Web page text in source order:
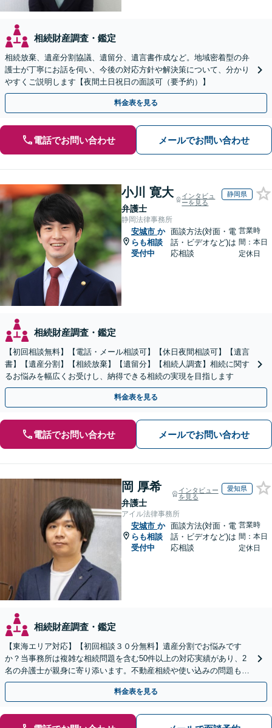
相続財産調査・鑑定
相続放棄、遺産分割協議、遺留分、遺言書作成など。地域密着型の弁
護士が丁寧にお話を伺い、今後の対応方針や解決策について、分かり
やすくご説明します【夜間土日祝日の面談可（要予約）】
料金表を見る
電話でお問い合わせ メールでお問い合わせ
小川 寛大
弁護士
インタビュ
ーを見る
静岡県
静岡法律事務所
安城市 か
らも相談
受付中
面談方法(対面・電
話・ビデオなど)は
応相談
営業時
間：本日
定休日
相続財産調査・鑑定
【初回相談無料】【電話・メール相談可】【休日夜間相談可】【遺言
書】【遺産分割】【相続放棄】【遺留分】【相続人調査】相続に関す
るお悩みを幅広くお受けし、納得できる相続の実現を目指します
料金表を見る
電話でお問い合わせ メールでお問い合わせ
岡 厚希
弁護士
インタビュー
を見る
愛知県
アイル法律事務所
安城市 か
らも相談
受付中
面談方法(対面・電
話・ビデオなど)は
応相談
営業時
間：本日
定休日
相続財産調査・鑑定
【東海エリア対応】【初回相談３０分無料】遺産分割でお悩みです
か？当事務所は複雑な相続問題を含む50件以上の対応実績があり、2
名の弁護士が親身に寄り添います。不動産相続や使い込みの問題も分
かりやすく解説。WEB相談可能。LINE予約受付中
料金表を見る